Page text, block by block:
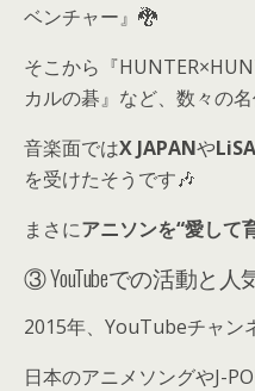
ベンチャー』🐉
そこから『
カルの碁』など、数々の
音楽面ではX JAPANやLiSA
を受けたそうです🎶
まさにアニソンを“愛して
③ YouTubeでの活動と
2015年、YouTubeチャン
日本のアニメソングやJ-